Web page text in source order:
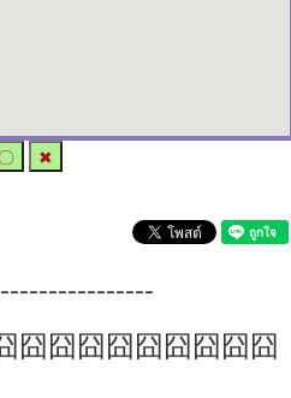
〇 ✖
囧囧囧囧囧囧囧囧囧